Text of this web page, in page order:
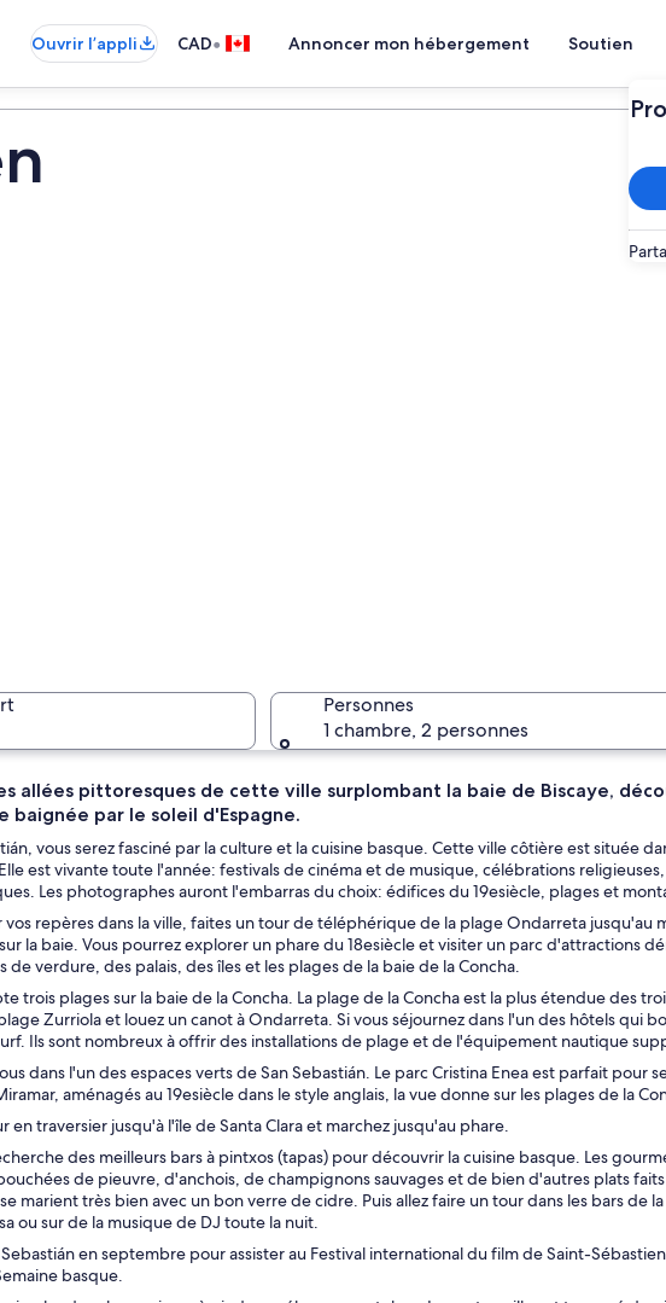
Ouvrir l’appli CAD• Annoncer mon hébergement Soutien
avec des bateaux amarrés, une promenade en bord de mer et des bâtiments le long de la
Personnes
1 chambre, 2 personnes
allées pittoresques de cette ville surplombant la baie de Biscaye,
baignée par le soleil d'Espagne.
vous serez fasciné par la culture et la cuisine basque. Cette ville côtière est située
est vivante toute l'année: festivals de cinéma et de musique, célébrations
Les photographes auront l'embarras du choix: édifices du 19esiècle, plages et
vos repères dans la ville, faites un tour de téléphérique de la plage Ondarreta jusqu'au
la baie. Vous pourrez explorer un phare du 18esiècle et visiter un parc d'attractions
de verdure, des palais, des îles et les plages de la baie de la Concha.
trois plages sur la baie de la Concha. La plage de la Concha est la plus étendue des
Zurriola et louez un canot à Ondarreta. Si vous séjournez dans l'un des hôtels qui
Ils sont nombreux à offrir des installations de plage et de l'équipement nautique
dans l'un des espaces verts de San Sebastián. Le parc Cristina Enea est parfait pour
aménagés au 19esiècle dans le style anglais, la vue donne sur les plages de la
en traversier jusqu'à l'île de Santa Clara et marchez jusqu'au phare.
des meilleurs bars à pintxos (tapas) pour découvrir la cuisine basque. Les
de pieuvre, d'anchois, de champignons sauvages et de bien d'autres plats
marient très bien avec un bon verre de cidre. Puis allez faire un tour dans les bars de
ou sur de la musique de DJ toute la nuit.
Sebastián en septembre pour assister au Festival international du film de Saint-
basque.